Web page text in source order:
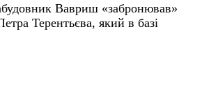
Вавриш «забронював»
Терентьєва, який в базі